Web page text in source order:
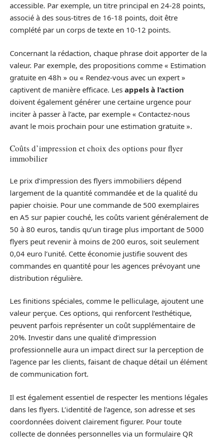
accessible. Par exemple, un titre principal en 24-28 points,
associé à des sous-titres de 16-18 points, doit être
complété par un corps de texte en 10-12 points.
Concernant la rédaction, chaque phrase doit apporter de la
valeur. Par exemple, des propositions comme « Estimation
gratuite en 48h » ou « Rendez-vous avec un expert »
captivent de manière efficace. Les appels à l’action
doivent également générer une certaine urgence pour
inciter à passer à l’acte, par exemple « Contactez-nous
avant le mois prochain pour une estimation gratuite ».
Coûts d’impression et choix des options pour flyer
immobilier
Le prix d’impression des flyers immobiliers dépend
largement de la quantité commandée et de la qualité du
papier choisie. Pour une commande de 500 exemplaires
en A5 sur papier couché, les coûts varient généralement de
50 à 80 euros, tandis qu’un tirage plus important de 5000
flyers peut revenir à moins de 200 euros, soit seulement
0,04 euro l’unité. Cette économie justifie souvent des
commandes en quantité pour les agences prévoyant une
distribution régulière.
Les finitions spéciales, comme le pelliculage, ajoutent une
valeur perçue. Ces options, qui renforcent l’esthétique,
peuvent parfois représenter un coût supplémentaire de
20%. Investir dans une qualité d’impression
professionnelle aura un impact direct sur la perception de
l’agence par les clients, faisant de chaque détail un élément
de communication fort.
Il est également essentiel de respecter les mentions légales
dans les flyers. L’identité de l’agence, son adresse et ses
coordonnées doivent clairement figurer. Pour toute
collecte de données personnelles via un formulaire QR